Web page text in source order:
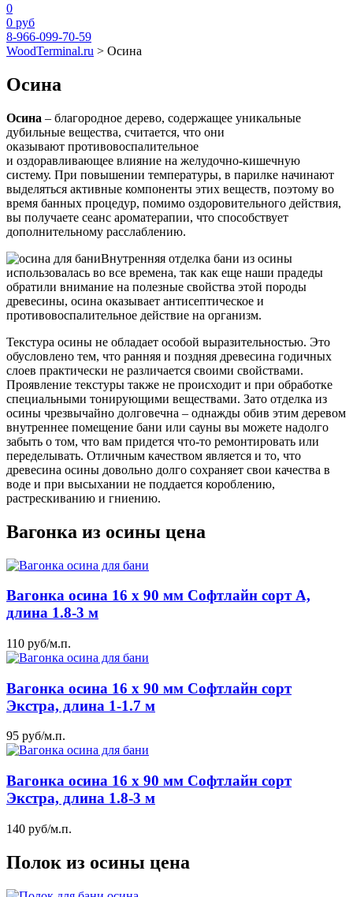
0
0 руб
8-966-099-70-59
WoodTerminal.ru > Осина
Осина
Осина – благородное дерево, содержащее уникальные
дубильные вещества, считается, что они
оказывают противовоспалительное
и оздоравливающее влияние на желудочно-кишечную
систему. При повышении температуры, в парилке начинают
выделяться активные компоненты этих веществ, поэтому во
время банных процедур, помимо оздоровительного действия,
вы получаете сеанс ароматерапии, что способствует
дополнительному расслаблению.
Внутренняя отделка бани из осины
использовалась во все времена, так как еще наши прадеды
обратили внимание на полезные свойства этой породы
древесины, осина оказывает антисептическое и
противовоспалительное действие на организм.
Текстура осины не обладает особой выразительностью. Это
обусловлено тем, что ранняя и поздняя древесина годичных
слоев практически не различается своими свойствами.
Проявление текстуры также не происходит и при обработке
специальными тонирующими веществами. Зато отделка из
осины чрезвычайно долговечна – однажды обив этим деревом
внутреннее помещение бани или сауны вы можете надолго
забыть о том, что вам придется что-то ремонтировать или
переделывать. Отличным качеством является и то, что
древесина осины довольно долго сохраняет свои качества в
воде и при высыхании не поддается короблению,
растрескиванию и гниению.
Вагонка из осины цена
Вагонка осина 16 x 90 мм Софтлайн сорт А,
длина 1.8-3 м
110 руб/м.п.
Вагонка осина 16 x 90 мм Софтлайн сорт
Экстра, длина 1-1.7 м
95 руб/м.п.
Вагонка осина 16 x 90 мм Софтлайн сорт
Экстра, длина 1.8-3 м
140 руб/м.п.
Полок из осины цена